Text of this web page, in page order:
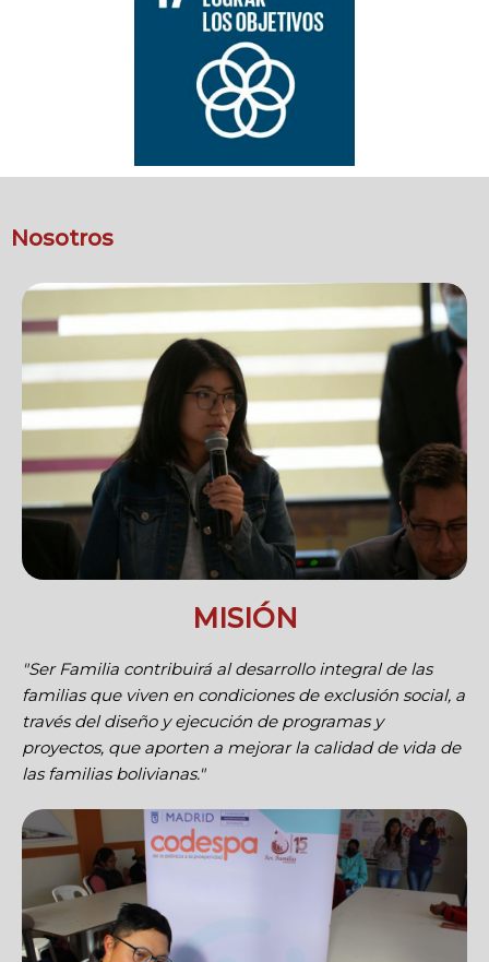
Nosotros
MISIÓN
"Ser Familia contribuirá al desarrollo integral de las
familias que viven en condiciones de exclusión social, a
través del diseño y ejecución de programas y
proyectos, que aporten a mejorar la calidad de vida de
las familias bolivianas."